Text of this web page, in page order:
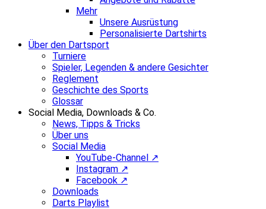
Mehr
Unsere Ausrüstung
Personalisierte Dartshirts
Über den Dartsport
Turniere
Spieler, Legenden & andere Gesichter
Reglement
Geschichte des Sports
Glossar
Social Media, Downloads & Co.
News, Tipps & Tricks
Über uns
Social Media
YouTube-Channel ↗
Instagram ↗
Facebook ↗
Downloads
Darts Playlist